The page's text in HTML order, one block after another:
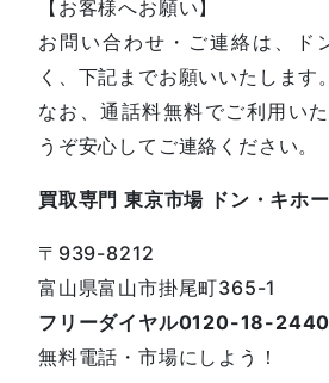
【お客様へお願い】
お問い合わせ・ご連絡は、ド
く、下記までお願いいたします。
なお、通話料無料でご利用い
うぞ安心してご連絡ください。
買取専門 東京市場 ドン・キホ
〒939-8212
富山県富山市掛尾町365-1
フリーダイヤル0120-18-2440
無料電話・市場にしよう！